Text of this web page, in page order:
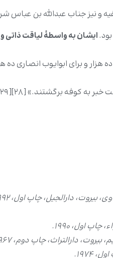
و نیز جناب عبدالله بن عباس
ایشان به واسطۀ لیاقت
و برای ابوایوب انصاری ده
کوفه برگشتند.» [۲۸][۲۹][۳۰]